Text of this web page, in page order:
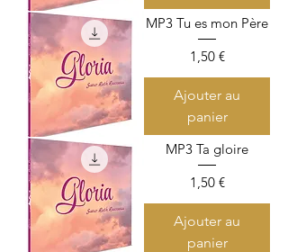
MP3 Tu es mon Père
Prix
1,50 €
Ajouter au
panier
MP3 Ta gloire
Prix
1,50 €
Ajouter au
panier